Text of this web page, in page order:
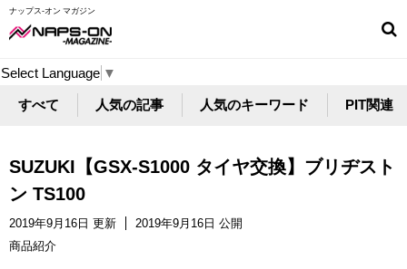
ナップス-オン マガジン
Select Language ▼
すべて 人気の記事 人気のキーワード PIT関連
SUZUKI【GSX-S1000 タイヤ交換】ブリヂスト
ン TS100
2019年9月16日 更新
2019年9月16日 公開
商品紹介